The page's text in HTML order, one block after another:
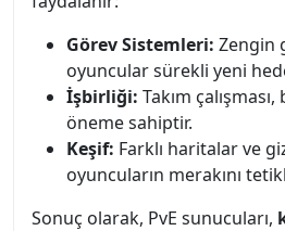
Görev Sistemleri: Zengin
oyuncular sürekli yeni
İşbirliği: Takım
öneme sahiptir.
Keşif: Farklı haritalar ve
oyuncuların merakını
Sonuç olarak, PvE sunucuları,